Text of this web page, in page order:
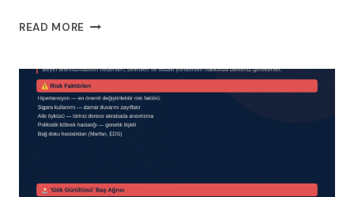
READ MORE BACAK
ANALIZI:
AYIRICI
TANI,
PATOFIZYOLOJI
VE
TEDAVI